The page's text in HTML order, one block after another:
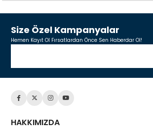
Size Özel Kampanyalar
Hemen Kayıt Ol Fırsatlardan Önce Sen Haberdar Ol!
HAKKIMIZDA